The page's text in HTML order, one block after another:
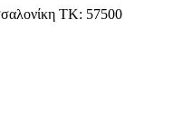
ΤΚ: 57500